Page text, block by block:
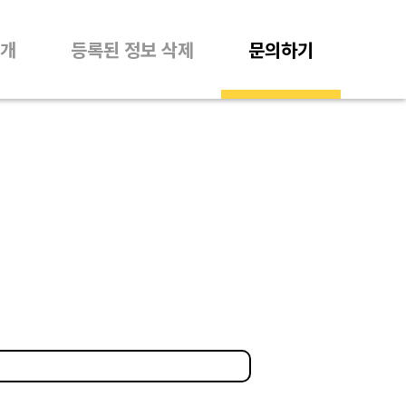
등록된 정보 삭제 문의하기